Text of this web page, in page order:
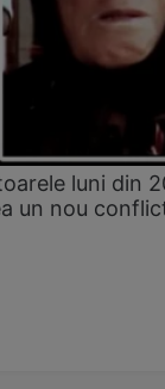
luni din
un nou